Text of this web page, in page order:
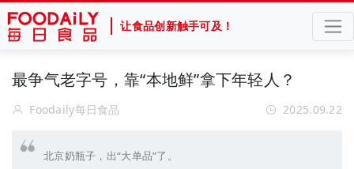
让食品创新触手可及！
最争气老字号，靠“本地鲜”拿下年轻人？
Foodaily每日食品 2025.09.22
北京奶瓶子，出“大单品”了。